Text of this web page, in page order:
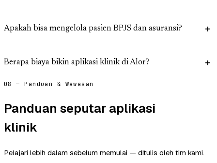
Apakah bisa mengelola pasien BPJS dan asuransi?
Berapa biaya bikin aplikasi klinik di Alor?
08 — Panduan & Wawasan
Panduan seputar aplikasi
klinik
Pelajari lebih dalam sebelum memulai — ditulis oleh tim kami.